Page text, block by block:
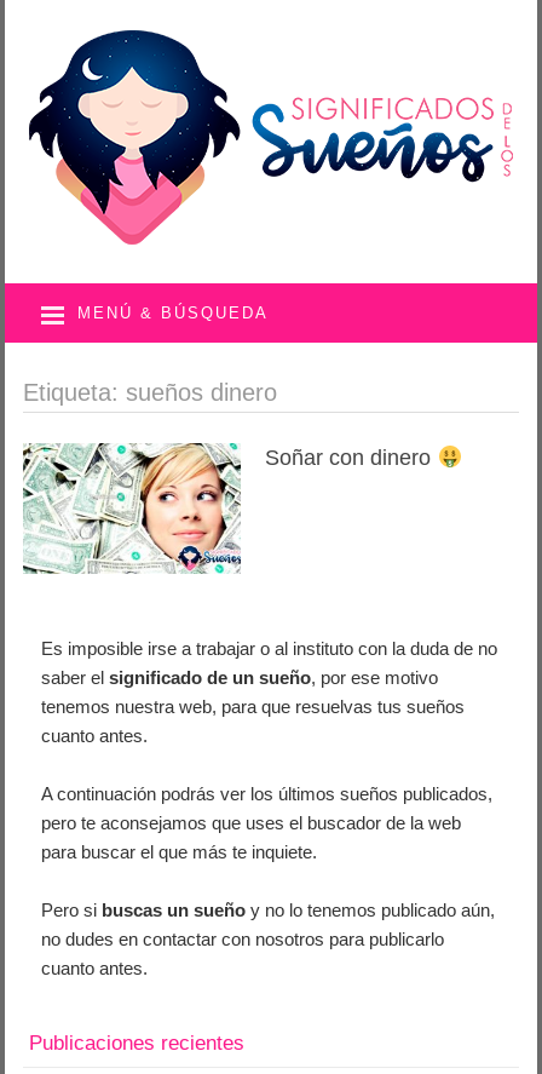
MENÚ & BÚSQUEDA
Etiqueta: sueños dinero
Soñar con dinero
Es imposible irse a trabajar o al instituto con la duda de no
saber elsignificado de un sueño, por ese motivo
tenemos nuestra web, para que resuelvas tus sueños
cuanto antes.
A continuación podrás ver los últimos sueños publicados,
pero te aconsejamos que uses el buscador de la web
para buscar el que más te inquiete.
Pero si buscas un sueño y no lo tenemos publicado aún,
no dudes en contactar con nosotros para publicarlo
cuanto antes.
Publicaciones recientes